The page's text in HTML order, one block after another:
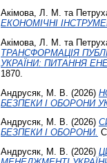
Акімова, Л. М.
та
ЕКОНОМІЧНІ
Акімова, Л. М. та
ТРАНСФОРМАЦІЯ
УКРАЇНИ: ПИТАННЯ
1870.
Андрусяк, М. В. (2026)
БЕЗПЕКИ І ОБОРОНИ
Андрусяк, М. В. (2026)
БЕЗПЕКИ І ОБОРОНИ.
Андрусяк, М. В. (2026)